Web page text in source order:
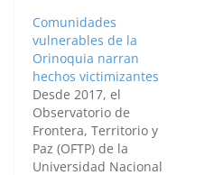
Comunidades
vulnerables de la
Orinoquia narran
hechos victimizantes
Desde 2017, el
Observatorio de
Frontera, Territorio y
Paz (OFTP) de la
Universidad Nacional